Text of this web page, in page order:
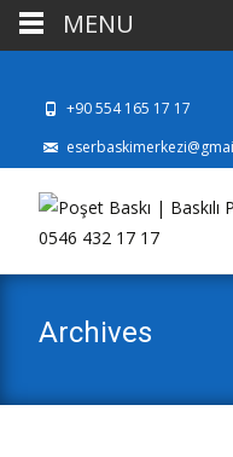
+90 554 165 17 17
Archives
MENU